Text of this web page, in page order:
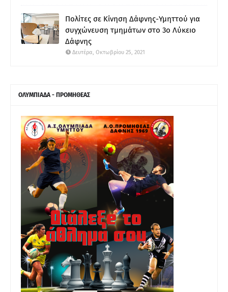
Πολίτες σε Κίνηση Δάφνης-Υμηττού για
συγχώνευση τμημάτων στο 3ο Λύκειο
Δάφνης
Δευτέρα, Οκτωβρίου 25, 2021
ΟΛΥΜΠΙΑΔΑ - ΠΡΟΜΗΘΕΑΣ